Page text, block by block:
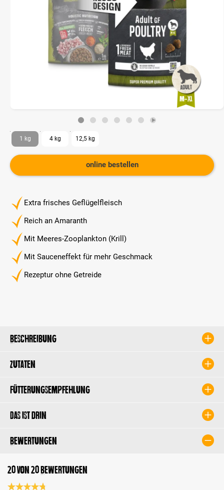
Extra frisches Geflügelfleisch
Reich an Amaranth
Mit Meeres-Zooplankton (Krill)
Mit Sauceneffekt für mehr Geschmack
Rezeptur ohne Getreide
1 kg 4 kg 12,5 kg
online bestellen
Beschreibung
Zutaten
Fütterungsempfehlung
Das ist drin
Bewertungen
20 von 20 Bewertungen